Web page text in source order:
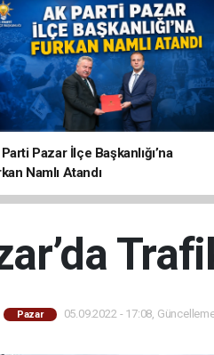
Pazar İlçe Başkanlığı’na
Namlı Atandı
Pazar 05.09.2022 - 17:08,